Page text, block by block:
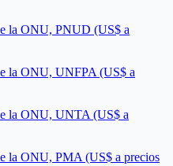
la ONU, PNUD (US$ a
la ONU, UNFPA (US$ a
la ONU, UNTA (US$ a
la ONU, PMA (US$ a precios